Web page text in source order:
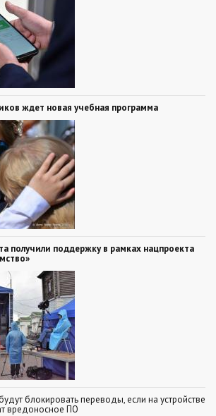
ждет новая учебная программа
получили поддержку в рамках нацпроекта
блокировать переводы, если на устройстве
вредоносное ПО